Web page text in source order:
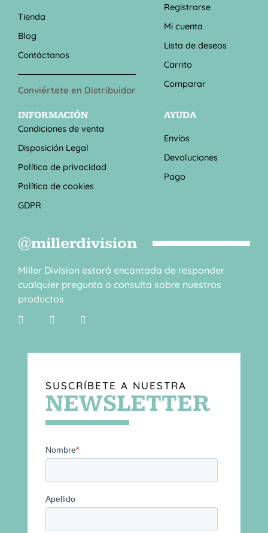
Tienda
Blog
Contáctanos
Conviértete en Distribuidor
Registrarse
Mi cuenta
Lista de deseos
Carrito
Comparar
INFORMACIÓN
Condiciones de venta
Disposición Legal
Política de privacidad
Política de cookies
GDPR
AYUDA
Envíos
Devoluciones
Pago
@millerdivision
Miller Division estará encantada de responder
cualquier pregunta o consulta sobre nuestros
productos
SUSCRÍBETE A NUESTRA
NEWSLETTER